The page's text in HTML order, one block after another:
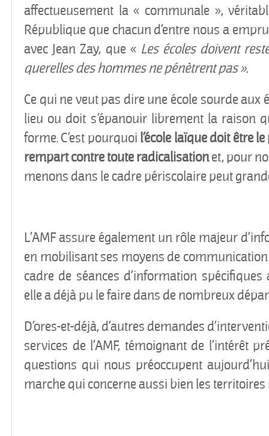
affectueusement la « communale »,
République que chacun d’entre nous a
avec Jean Zay, que « Les écoles doivent
querelles des hommes ne pénètrent pas ».
Ce qui ne veut pas dire une école sourde
lieu ou doit s’épanouir librement la raison
forme. C’est pourquoi l’école laïque doit être
rempart contre toute radicalisationet, pour
menons dans le cadre périscolaire peut
L’AMF assure également un rôle majeur
en mobilisant ses moyens de
cadre de séances d’information
elle a déjà pu le faire dans de nombreux
D’ores-et-déjà, d’autres demandes
services de l’AMF, témoignant de l’intérêt
questions qui nous préoccupent
marche qui concerne aussi bien les